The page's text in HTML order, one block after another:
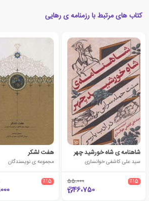
کتاب های مرتبط با رزمنامه ی رهایی
شاهنامه ی شاه خورشید چهر
سید علی کاشفی خوانساری
٪15 55،000
46،750
هفت لشکر
مجموعه ی نویسندگان
٪15